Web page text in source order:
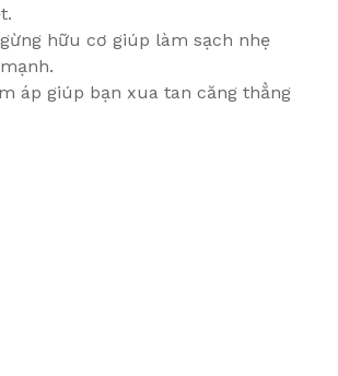
hữu cơ giúp làm sạch nhẹ
áp giúp bạn xua tan căng thẳng